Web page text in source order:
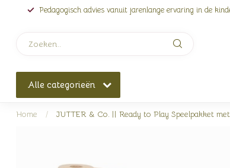
Pedagogisch advies vanuit jarenlange ervaring in de
Alle categorieën
Home / JUTTER & Co. || Ready to Play Speelpakket